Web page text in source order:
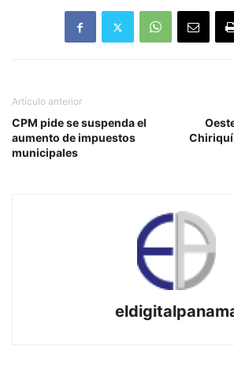
Artículo anterior
CPM pide se suspenda el
aumento de impuestos
municipales
Chiriquí